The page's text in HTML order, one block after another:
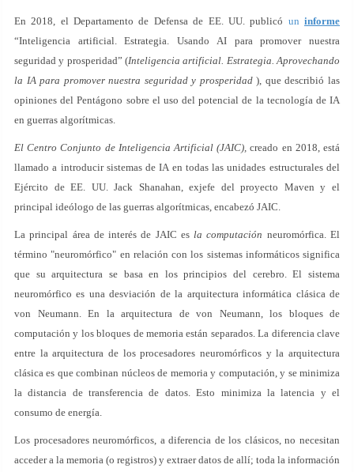
En 2018, el Departamento de Defensa de EE. UU. publicó uninforme
“Inteligencia artificial. Estrategia. Usando AI para promover nuestra
seguridad y prosperidad” (Inteligencia artificial. Estrategia. Aprovechando
la IA para promover nuestra seguridad y prosperidad), que describió las
opiniones del Pentágono sobre el uso del potencial de la tecnología de IA
en guerras algorítmicas.
El Centro Conjunto de Inteligencia Artificial (JAIC), creado en 2018, está
llamado a introducir sistemas de IA en todas las unidades estructurales del
Ejército de EE. UU. Jack Shanahan, exjefe del proyecto Maven y el
principal ideólogo de las guerras algorítmicas, encabezó JAIC.
La principal área de interés de JAIC esla computación neuromórfica. El
término "neuromórfico" en relación con los sistemas informáticos significa
que su arquitectura se basa en los principios del cerebro. El sistema
neuromórfico es una desviación de la arquitectura informática clásica de
von Neumann. En la arquitectura de von Neumann, los bloques de
computación y los bloques de memoria están separados. La diferencia clave
entre la arquitectura de los procesadores neuromórficos y la arquitectura
clásica es que combinan núcleos de memoria y computación, y se minimiza
la distancia de transferencia de datos. Esto minimiza la latencia y el
consumo de energía.
Los procesadores neuromórficos, a diferencia de los clásicos, no necesitan
acceder a la memoria (o registros) y extraer datos de allí; toda la información